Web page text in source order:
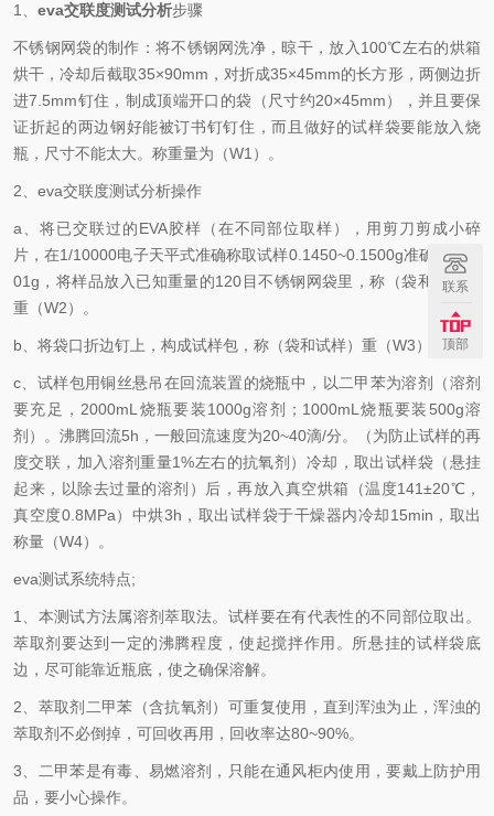
1、 eva交联度测试分析步骤
不锈钢网袋的制作：将不锈钢网洗净，晾干，放入100℃左右的烘箱
烘干，冷却后截取35×90mm，对折成35×45mm的长方形，两侧边折
进7.5mm钉住，制成顶端开口的袋（尺寸约20×45mm），并且要保
证折起的两边钢好能被订书钉钉住，而且做好的试样袋要能放入烧
瓶，尺寸不能太大。称重量为（W1）。
2、eva交联度测试分析操作
a、将已交联过的EVA胶样（在不同部位取样），用剪刀剪成小碎
片，在1/10000电子天平式准确称取试样0.1450~0.1500g准确到0.00
01g，将样品放入已知重量的120目不锈钢网袋里，称（袋和试样）
重（W2）。
b、将袋口折边钉上，构成试样包，称（袋和试样）重（W3）。
c、试样包用铜丝悬吊在回流装置的烧瓶中，以二甲苯为溶剂（溶剂
要充足，2000mL烧瓶要装1000g溶剂；1000mL烧瓶要装500g溶
剂）。沸腾回流5h，一般回流速度为20~40滴/分。（为防止试样的再
度交联，加入溶剂重量1%左右的抗氧剂）冷却，取出试样袋（悬挂
起来，以除去过量的溶剂）后，再放入真空烘箱（温度141±20℃，
真空度0.8MPa）中烘3h，取出试样袋于干燥器内冷却15min，取出
称量（W4）。
eva测试系统特点;
1、本测试方法属溶剂萃取法。试样要在有代表性的不同部位取出。
萃取剂要达到一定的沸腾程度，使起搅拌作用。所悬挂的试样袋底
边，尽可能靠近瓶底，使之确保溶解。
2、萃取剂二甲苯（含抗氧剂）可重复使用，直到浑浊为止，浑浊的
萃取剂不必倒掉，可回收再用，回收率达80~90%。
3、二甲苯是有毒、易燃溶剂，只能在通风柜内使用，要戴上防护用
品，要小心操作。
联系
顶部